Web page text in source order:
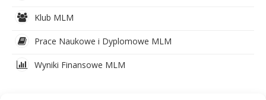
Klub MLM
Prace Naukowe i Dyplomowe MLM
Wyniki Finansowe MLM